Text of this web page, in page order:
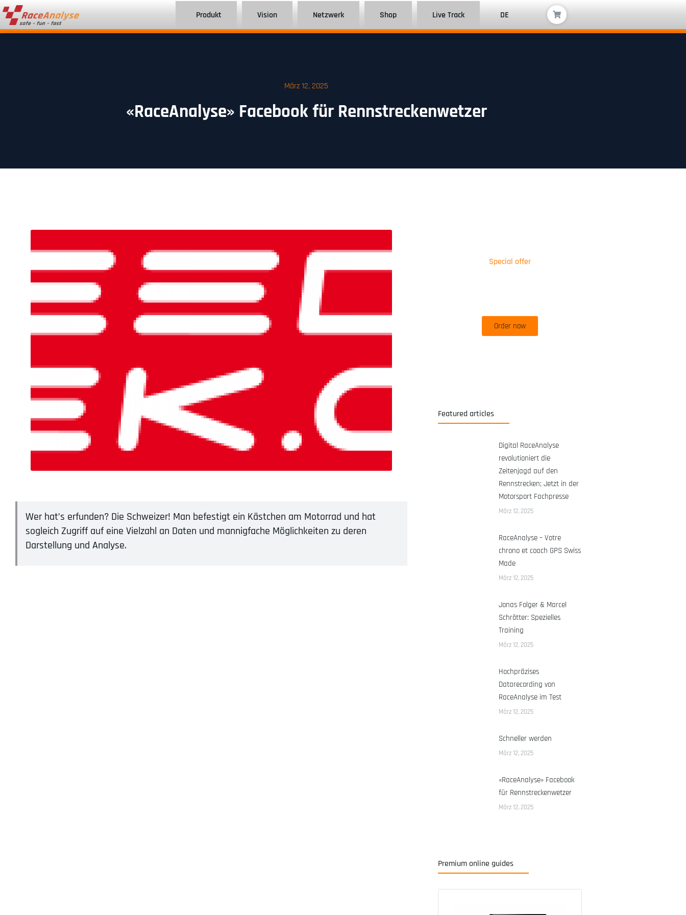
Produkt Vision Netzwerk Shop Live Track DE
März 12, 2025
«RaceAnalyse» Facebook für Rennstreckenwetzer
Wer hat’s erfunden? Die Schweizer! Man befestigt ein Kästchen am Motorrad und hat
sogleich Zugriff auf eine Vielzahl an Daten und mannigfache Möglichkeiten zu deren
Darstellung und Analyse.
Special offer
Order now
Featured articles
Digital RaceAnalyse
revolutioniert die
Zeitenjagd auf den
Rennstrecken; Jetzt in der
Motorsport Fachpresse
März 12, 2025
RaceAnalyse – Votre
chrono et coach GPS Swiss
Made
März 12, 2025
Jonas Folger & Marcel
Schrötter: Spezielles
Training
März 12, 2025
Hochpräzises
Datarecording von
RaceAnalyse im Test
März 12, 2025
Schneller werden
März 12, 2025
«RaceAnalyse» Facebook
für Rennstreckenwetzer
März 12, 2025
Premium online guides